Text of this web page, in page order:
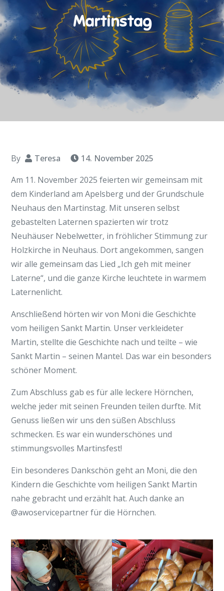
Martinstag
By Teresa
14. November 2025
Am 11. November 2025 feierten wir gemeinsam mit
dem Kinderland am Apelsberg und der Grundschule
Neuhaus den Martinstag. Mit unseren selbst
gebastelten Laternen spazierten wir trotz
Neuhäuser Nebelwetter, in fröhlicher Stimmung zur
Holzkirche in Neuhaus. Dort angekommen, sangen
wir alle gemeinsam das Lied „Ich geh mit meiner
Laterne“, und die ganze Kirche leuchtete in warmem
Laternenlicht.
Anschließend hörten wir von Moni die Geschichte
vom heiligen Sankt Martin. Unser verkleideter
Martin, stellte die Geschichte nach und teilte – wie
Sankt Martin – seinen Mantel. Das war ein besonders
schöner Moment.
Zum Abschluss gab es für alle leckere Hörnchen,
welche jeder mit seinen Freunden teilen durfte. Mit
Genuss ließen wir uns den süßen Abschluss
schmecken. Es war ein wunderschönes und
stimmungsvolles Martinsfest!
Ein besonderes Dankschön geht an Moni, die den
Kindern die Geschichte vom heiligen Sankt Martin
nahe gebracht und erzählt hat. Auch danke an
@awoservicepartner für die Hörnchen.